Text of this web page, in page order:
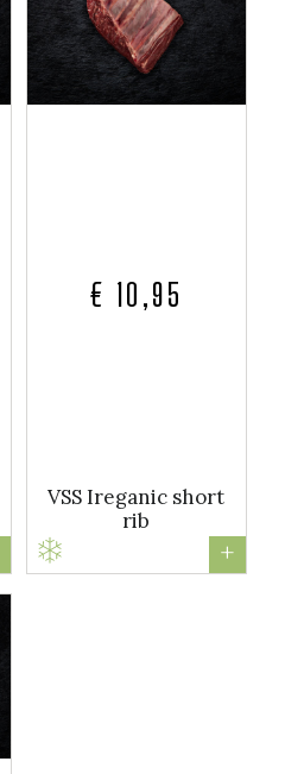
€ 10,95
VSS Ireganic short
rib
+